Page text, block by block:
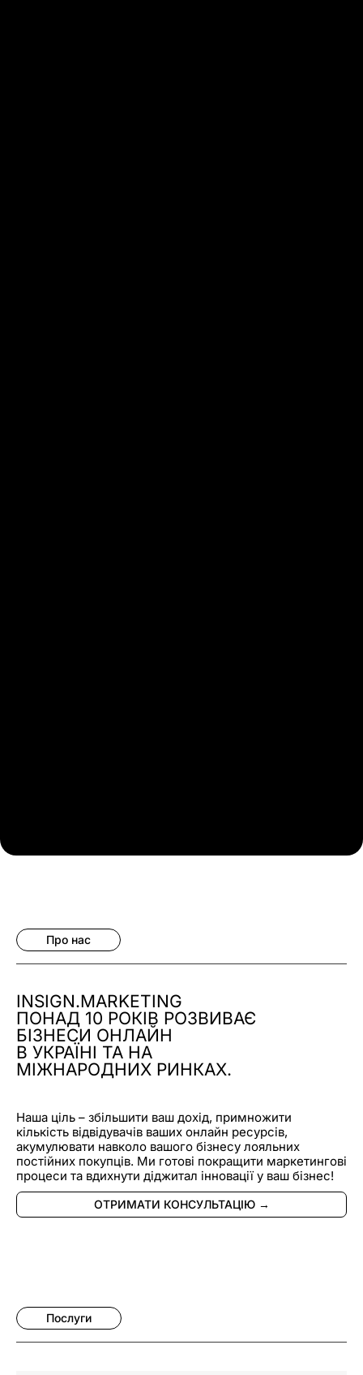
Про нас
INSIGN.MARKETING
ПОНАД 10 РОКІВ РОЗВИВАЄ
БІЗНЕСИ ОНЛАЙН
В УКРАЇНІ ТА НА
МІЖНАРОДНИХ РИНКАХ.
Наша ціль – збільшити ваш дохід, примножити
кількість відвідувачів ваших онлайн ресурсів,
акумулювати навколо вашого бізнесу лояльних
постійних покупців. Ми готові покращити маркетингові
процеси та вдихнути діджитал інновації у ваш бізнес!
ОТРИМАТИ КОНСУЛЬТАЦІЮ →
Послуги